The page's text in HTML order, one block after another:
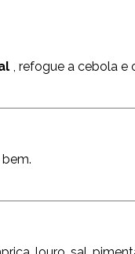
, refogue a cebola e